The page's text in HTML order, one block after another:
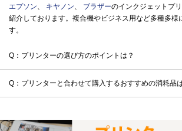
エプソン、 キヤノン、 ブラザーのインクジェットプ
紹介しております。複合機やビジネス用など多種多様
す。
Q：プリンターの選び方のポイントは？
Q：プリンターと合わせて購入するおすすめの消耗品